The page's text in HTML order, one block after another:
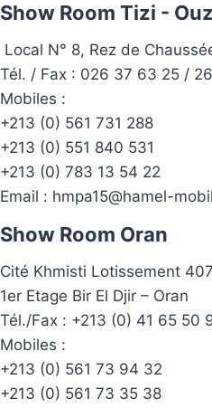
Show Room Tizi -
Local N° 8, Rez de
Tél. / Fax : 026 37 63 25 / 26
Mobiles :
+213 (0) 561 731 288
+213 (0) 551 840 531
+213 (0) 783 13 54 22
Email : hmpa15@hamel-
Show Room Oran
Cité Khmisti Lotissement
1er Etage Bir El Djir – Oran
Tél./Fax : +213 (0) 41 65 50
Mobiles :
+213 (0) 561 73 94 32
+213 (0) 561 73 35 38